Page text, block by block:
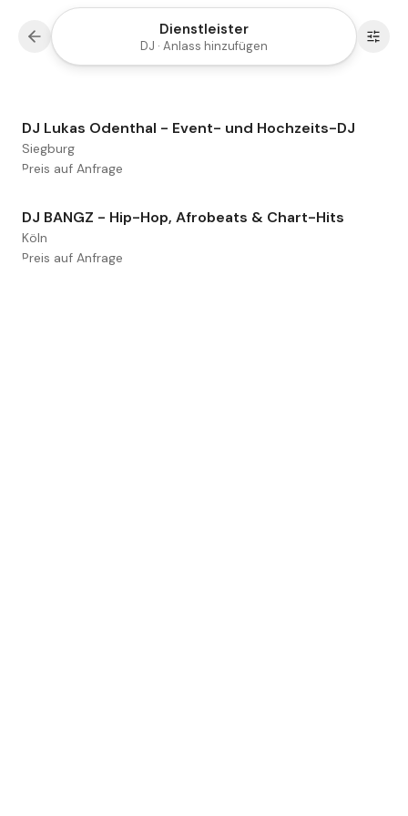
Dienstleister
DJ · Anlass hinzufügen
DJ Lukas Odenthal - Event- und Hochzeits-DJ
Siegburg
Preis auf Anfrage
DJ BANGZ - Hip-Hop, Afrobeats & Chart-Hits
Köln
Preis auf Anfrage